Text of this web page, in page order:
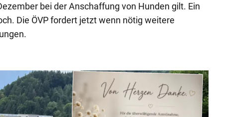
bei der Anschaffung von Hunden gilt. Ein
Die ÖVP fordert jetzt wenn nötig weitere